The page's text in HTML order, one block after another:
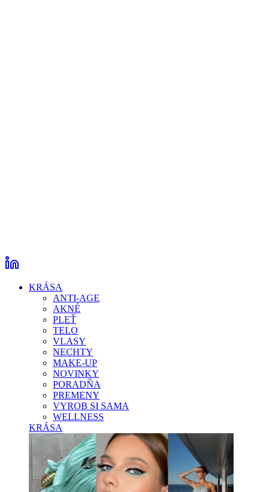
KRÁSA
ANTI-AGE
AKNÉ
PLEŤ
TELO
VLASY
NECHTY
MAKE-UP
NOVINKY
PORADŇA
PREMENY
VYROB SI SAMA
WELLNESS
KRÁSA